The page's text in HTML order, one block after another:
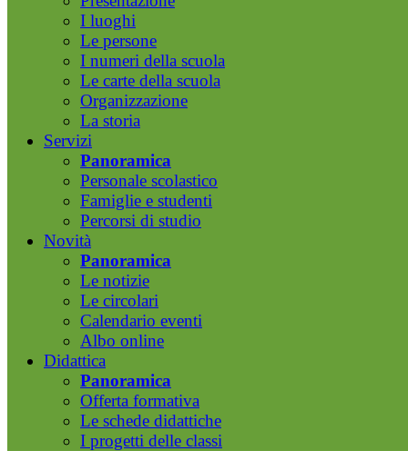
I luoghi
Le persone
I numeri della scuola
Le carte della scuola
Organizzazione
La storia
Servizi
Panoramica
Personale scolastico
Famiglie e studenti
Percorsi di studio
Novità
Panoramica
Le notizie
Le circolari
Calendario eventi
Albo online
Didattica
Panoramica
Offerta formativa
Le schede didattiche
I progetti delle classi